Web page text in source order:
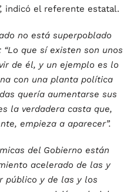
indicó el referente estatal.
no está superpoblado
que sí existen son unos
de él, y un ejemplo es lo
con una planta política
quería aumentarse sus
la verdadera casta que,
empieza a aparecer”.
del Gobierno están
acelerado de las y
público y de las y los